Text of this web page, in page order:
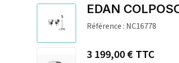
EDAN
Référence : NC16778
3 199,00 €TTC